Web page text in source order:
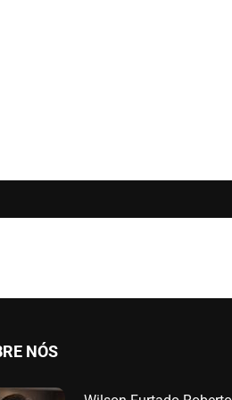
NÓS